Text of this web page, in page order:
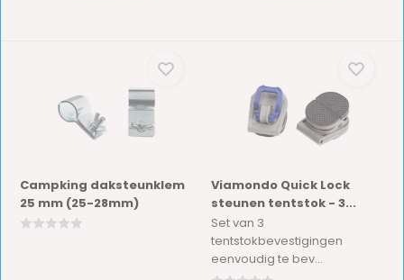
Campking daksteunklem
25 mm (25-28mm)
Viamondo Quick Lock
steunen tentstok - 3...
Set van 3
tentstokbevestigingen
eenvoudig te bev...